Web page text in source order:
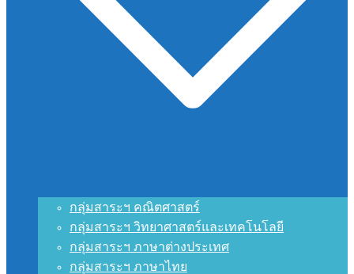
กลุ่มสาระฯ คณิตศาสตร์
กลุ่มสาระฯ วิทยาศาสตร์และเทคโนโลยี
กลุ่มสาระฯ ภาษาต่างประเทศ
กลุ่มสาระฯ ภาษาไทย